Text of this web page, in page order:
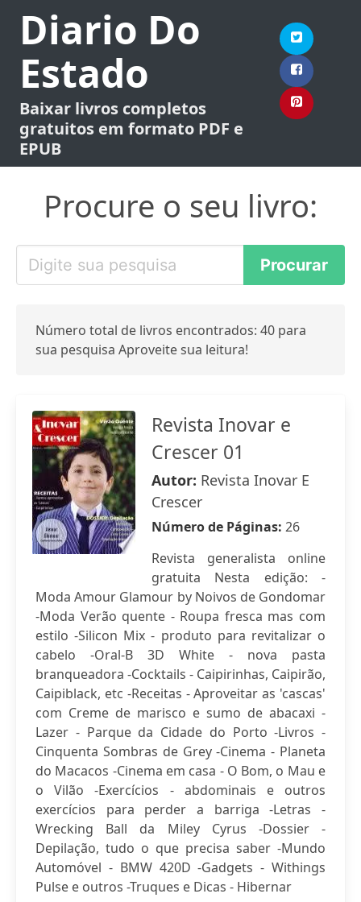
Diario Do
Estado
Baixar livros completos
gratuitos em formato PDF e
EPUB
Procure o seu livro:
Número total de livros encontrados: 40 para
sua pesquisa Aproveite sua leitura!
Revista Inovar e
Crescer 01
Autor: Revista Inovar E
Crescer
Número de Páginas: 26
Revista generalista online
gratuita Nesta edição: -
Moda Amour Glamour by Noivos de Gondomar
-Moda Verão quente - Roupa fresca mas com
estilo -Silicon Mix - produto para revitalizar o
cabelo -Oral-B 3D White - nova pasta
branqueadora -Cocktails - Caipirinhas, Caipirão,
Caipiblack, etc -Receitas - Aproveitar as 'cascas'
com Creme de marisco e sumo de abacaxi -
Lazer - Parque da Cidade do Porto -Livros -
Cinquenta Sombras de Grey -Cinema - Planeta
do Macacos -Cinema em casa - O Bom, o Mau e
o Vilão -Exercícios - abdominais e outros
exercícios para perder a barriga -Letras -
Wrecking Ball da Miley Cyrus -Dossier -
Depilação, tudo o que precisa saber -Mundo
Automóvel - BMW 420D -Gadgets - Withings
Pulse e outros -Truques e Dicas - Hibernar